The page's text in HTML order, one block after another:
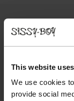
This website
We use cookies
provide social